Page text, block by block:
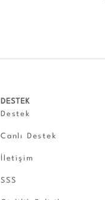
DESTEK
Destek
Canlı Destek
İletişim
SSS